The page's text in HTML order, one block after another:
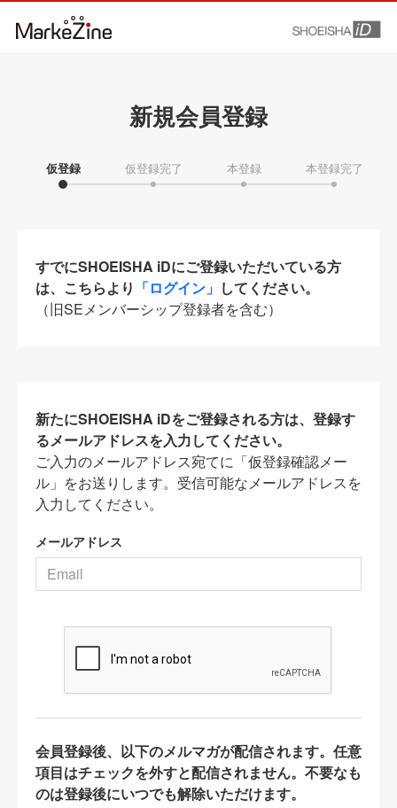
新規会員登録
仮登録 仮登録完了 本登録 本登録完了
すでにSHOEISHA iDにご登録いただいている方
は、こちらより 「ログイン」 してください。
（旧SEメンバーシップ登録者を含む）
新たにSHOEISHA iDをご登録される方は、登録す
るメールアドレスを入力してください。
ご入力のメールアドレス宛てに「仮登録確認メー
ル」をお送りします。受信可能なメールアドレスを
入力してください。
メールアドレス
会員登録後、以下のメルマガが配信されます。任意
項目はチェックを外すと配信されません。不要なも
のは登録後にいつでも解除いただけます。